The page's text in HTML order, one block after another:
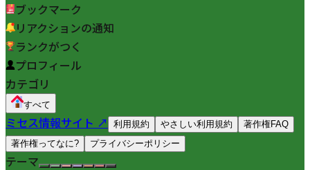
ブックマーク
リアクションの通知
ランクがつく
プロフィール
カテゴリ
すべて
ミセス情報サイト ↗ 利用規約 やさしい利用規約
著作権FAQ
著作権ってなに?
プライバシーポリシー
テーマ